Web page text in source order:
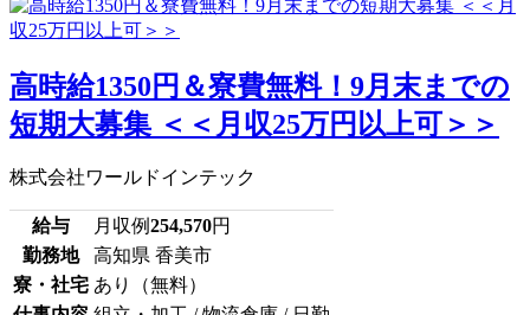
高時給1350円＆寮費無料！9月末までの
短期大募集 ＜＜月収25万円以上可＞＞
株式会社ワールドインテック
給与 月収例254,570円
勤務地
高知県 香美市
寮・社宅 あり（無料）